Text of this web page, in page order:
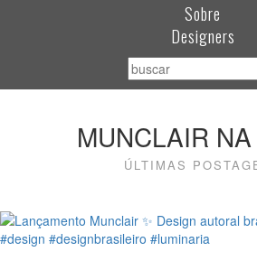
Sobre
Designers
MUNCLAIR
ÚLTIMAS